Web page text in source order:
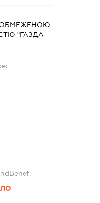
ОБМЕЖЕНОЮ
"ГАЗДА